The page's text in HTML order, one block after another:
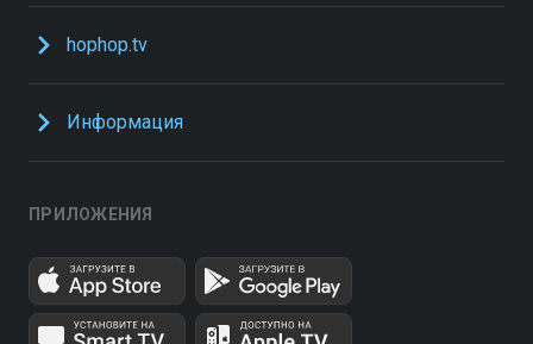
hophop.tv
Информация
ПРИЛОЖЕНИЯ